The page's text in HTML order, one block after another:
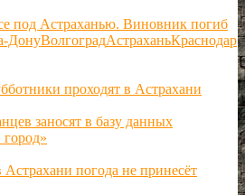
под Астраханью. Виновник погиб
ДонуВолгоградАстраханьКраснодар
проходят в Астрахани
заносят в базу данных
Астрахани погода не принесёт